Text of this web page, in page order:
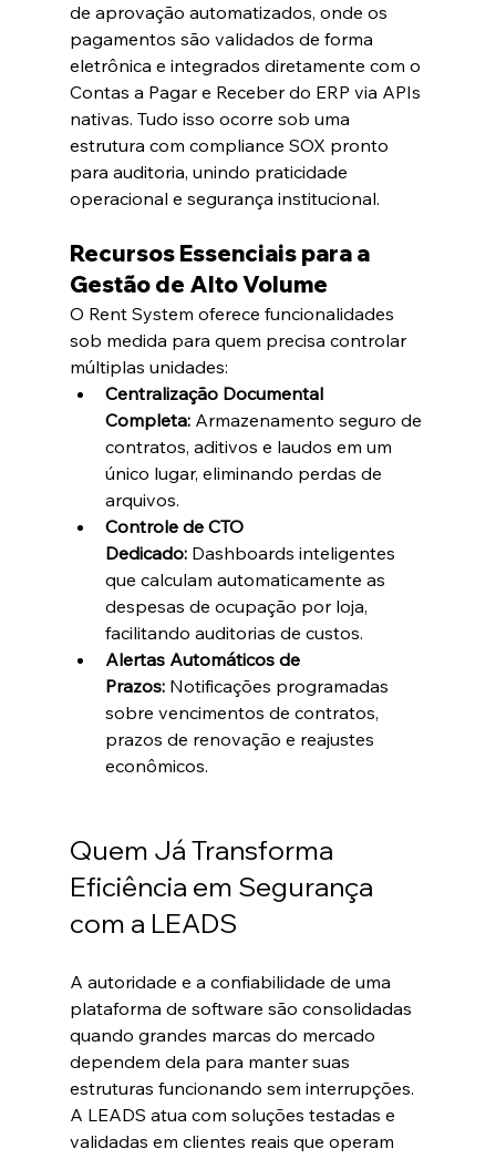
de aprovação automatizados, onde os
pagamentos são validados de forma
eletrônica e integrados diretamente com o
Contas a Pagar e Receber do ERP via APIs
nativas. Tudo isso ocorre sob uma
estrutura com compliance SOX pronto
para auditoria, unindo praticidade
operacional e segurança institucional.
Recursos Essenciais para a
Gestão de Alto Volume
O Rent System oferece funcionalidades
sob medida para quem precisa controlar
múltiplas unidades:
Centralização Documental
Completa: Armazenamento seguro de
contratos, aditivos e laudos em um
único lugar, eliminando perdas de
arquivos.
Controle de CTO
Dedicado: Dashboards inteligentes
que calculam automaticamente as
despesas de ocupação por loja,
facilitando auditorias de custos.
Alertas Automáticos de
Prazos: Notificações programadas
sobre vencimentos de contratos,
prazos de renovação e reajustes
econômicos.
Quem Já Transforma
Eficiência em Segurança
com a LEADS
A autoridade e a confiabilidade de uma
plataforma de software são consolidadas
quando grandes marcas do mercado
dependem dela para manter suas
estruturas funcionando sem interrupções.
A LEADS atua com soluções testadas e
validadas em clientes reais que operam